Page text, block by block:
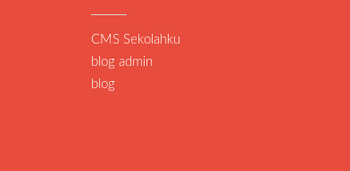
CMS Sekolahku
blog admin
blog